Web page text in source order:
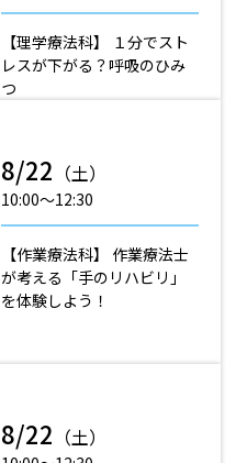
【理学療法科】 １分でスト
レスが下がる？呼吸のひみ
つ
8/22 （土）
10:00〜12:30
【作業療法科】 作業療法士
が考える「手のリハビリ」
を体験しよう！
8/22 （土）